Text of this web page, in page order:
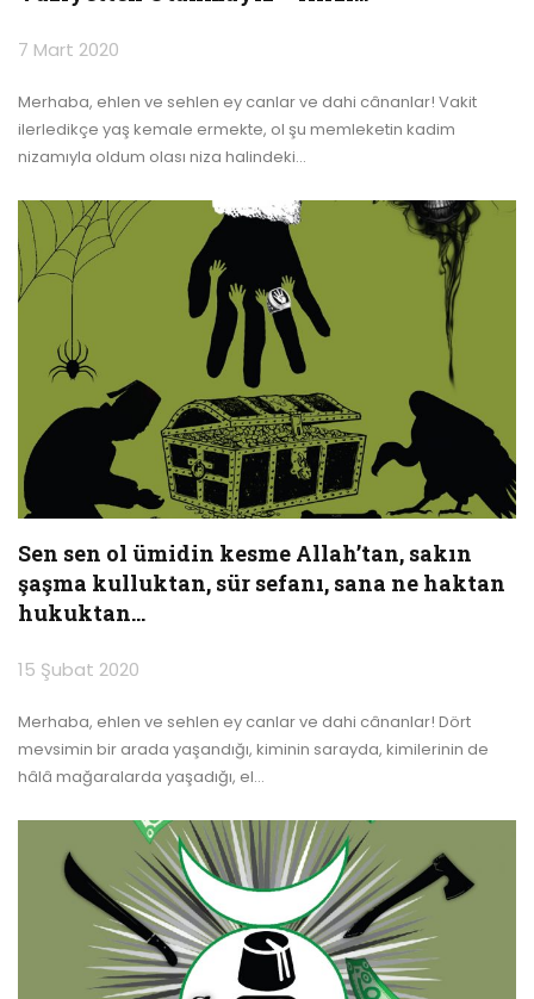
7 Mart 2020
Merhaba, ehlen ve sehlen ey canlar ve dahi cânanlar! Vakit
ilerledikçe yaş kemale ermekte, ol şu memleketin kadim
nizamıyla oldum olası niza halindeki…
Sen sen ol ümidin kesme Allah’tan, sakın
şaşma kulluktan, sür sefanı, sana ne haktan
hukuktan…
15 Şubat 2020
Merhaba, ehlen ve sehlen ey canlar ve dahi cânanlar! Dört
mevsimin bir arada yaşandığı, kiminin sarayda, kimilerinin de
hâlâ mağaralarda yaşadığı, el…